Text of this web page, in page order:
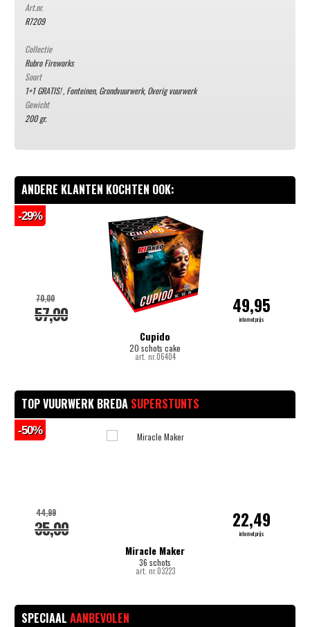
Art.nr.
R7209
Collectie
Rubro Fireworks
Soort
1+1 GRATIS!, Fonteinen, Grondvuurwerk, Overig vuurwerk
Gewicht
200 gr.
ANDERE KLANTEN KOCHTEN OOK:
Cupido
20 schots cake
art. nr.06404
57,00
70,00 49,95
internetprijs
-29%
TOP VUURWERK BREDA SUPERSTUNTS
Miracle Maker
36 schots
art. nr.03223
35,00
44,99 22,49
internetprijs
-50%
SPECIAAL AANBEVOLEN